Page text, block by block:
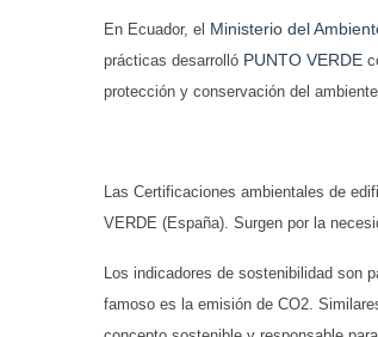
En Ecuador, el Ministerio del
prácticas desarrolló PUNTO VERDE
protección y conservación del
Las Certificaciones ambientales de
VERDE (España). Surgen por la
Los indicadores de sostenibilidad son
famoso es la emisión de CO2.